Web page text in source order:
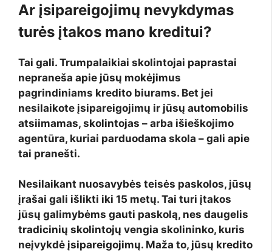
Ar įsipareigojimų nevykdymas
turės įtakos mano kreditui?
Tai gali. Trumpalaikiai skolintojai paprastai
nepraneša apie jūsų mokėjimus
pagrindiniams kredito biurams. Bet jei
nesilaikote įsipareigojimų ir jūsų automobilis
atsiimamas, skolintojas – arba išieškojimo
agentūra, kuriai parduodama skola – gali apie
tai pranešti.
Nesilaikant nuosavybės teisės paskolos, jūsų
įrašai gali išlikti iki 15 metų. Tai turi įtakos
jūsų galimybėms gauti paskolą, nes daugelis
tradicinių skolintojų vengia skolininko, kuris
neįvykdė įsipareigojimų. Maža to, jūsų kredito